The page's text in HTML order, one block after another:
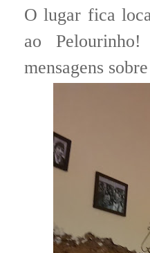
O lugar fica
ao
mensagens